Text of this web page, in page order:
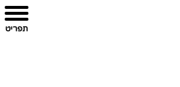
תפריט